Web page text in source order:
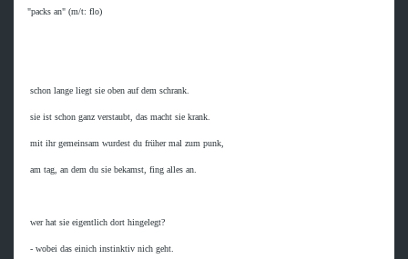
"packs an" (m/t: flo)
schon lange liegt sie oben auf dem schrank.
sie ist schon ganz verstaubt, das macht sie krank.
mit ihr gemeinsam wurdest du früher mal zum punk,
am tag, an dem du sie bekamst, fing alles an.
wer hat sie eigentlich dort hingelegt?
- wobei das einich instinktiv nich geht.